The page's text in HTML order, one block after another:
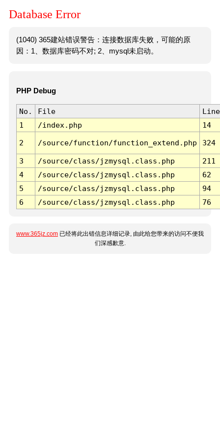
Database Error
(1040) 365建站错误警告：连接数据库失败，可能的原
因：1、数据库密码不对; 2、mysql未启动。
PHP Debug
No. File
Line
1
/index.php 14
2 /source/function/function_extend.php 324
3 /source/class/jzmysql.class.php
211
4
/source/class/jzmysql.class.php
62
5
/source/class/jzmysql.class.php
94
6
/source/class/jzmysql.class.php 76
www.365jz.com 已经将此出错信息详细记录, 由此给您带来的访问不便我
们深感歉意.